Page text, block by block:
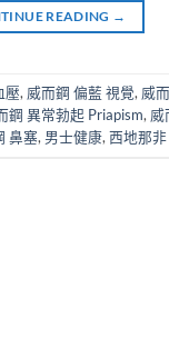
READING →
壓, 威而鋼 偏藍 視覺, 威
鋼 異常勃起 Priapism, 威
鼻塞, 男士健康,西地那